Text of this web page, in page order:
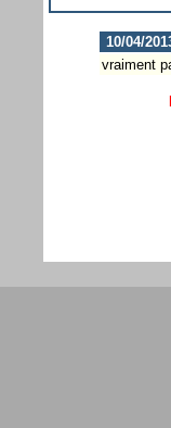
10/04/
vraiment